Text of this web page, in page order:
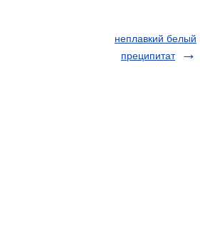
неплавкий белый
преципитат